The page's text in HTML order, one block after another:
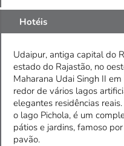
Hotéis
Udaipur, antiga capital do
estado do Rajastão, no
Maharana Udai Singh II
redor de vários lagos
elegantes residências
o lago Pichola, é um
pátios e jardins, famoso
pavão.